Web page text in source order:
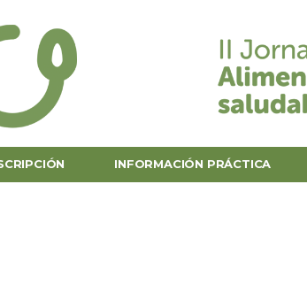
INFORMACIÓN PRÁCTICA